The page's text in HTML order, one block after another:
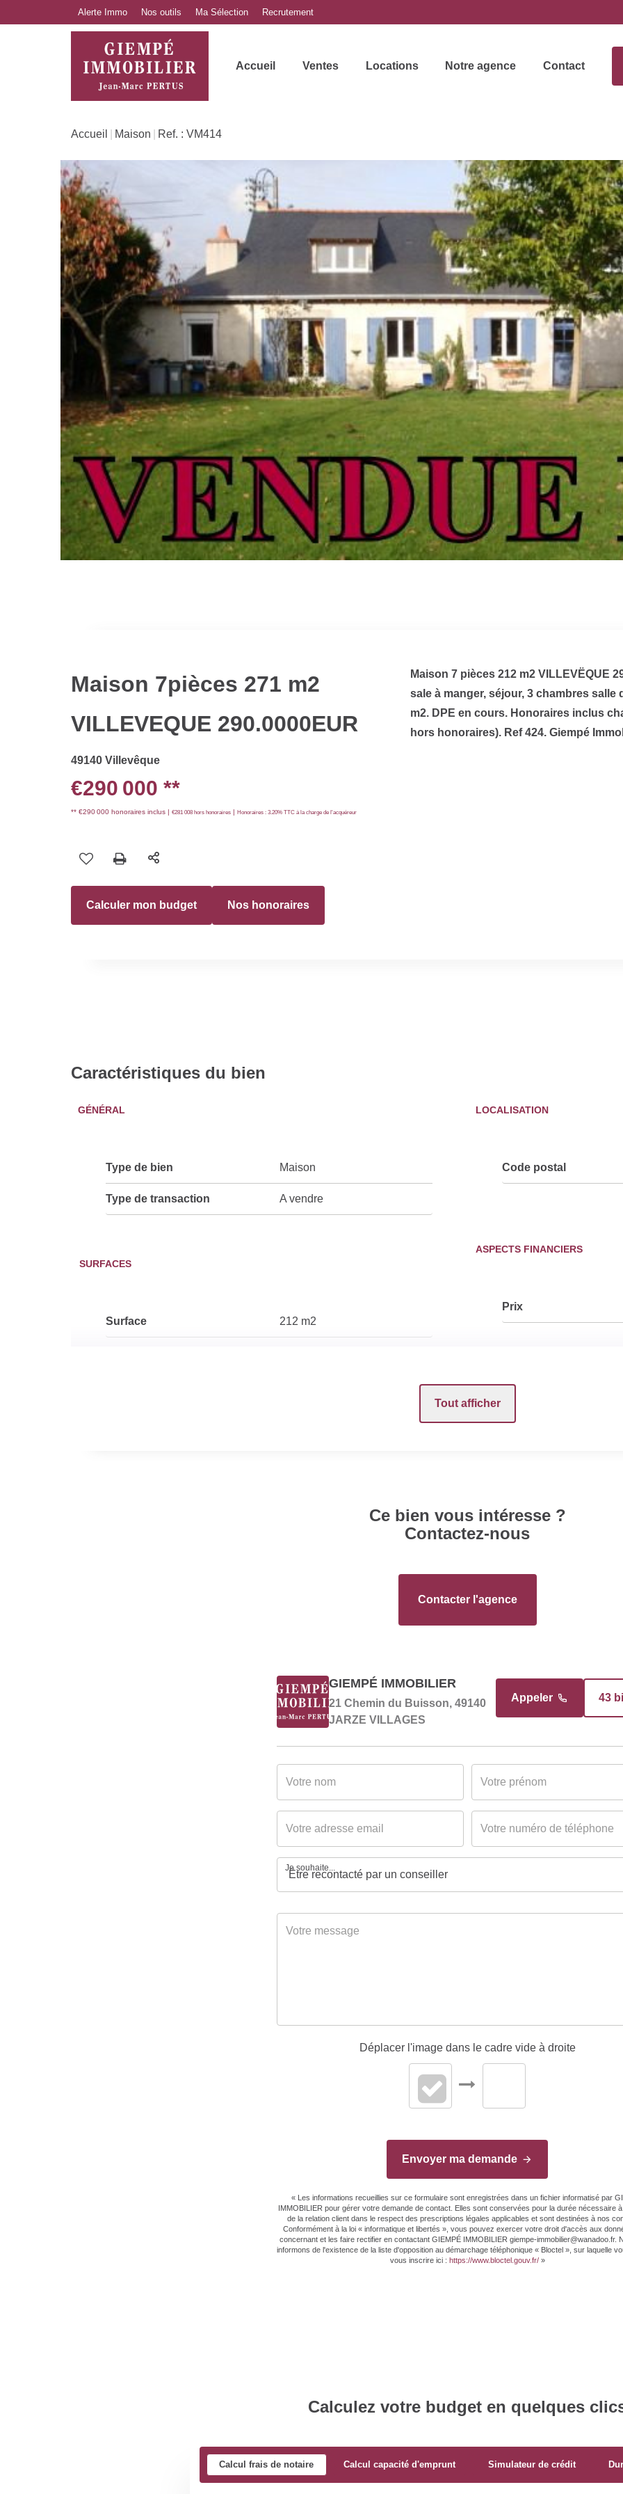
Alerte Immo Nos outils Ma Sélection Recrutement
Accueil Ventes Locations Notre agence Contact
Accueil Maison Ref. : VM414
Maison 7pièces 271 m2
VILLEVEQUE 290.0000EUR
49140 Villevêque
€290 000 **
** €290 000 honoraires inclus | €281 008 hors honoraires | Honoraires : 3.20% TTC à la charge de l'acquéreur
Calculer mon budget Nos honoraires
Maison 7 pièces 212 m2 VILLEVËQUE
sale à manger, séjour, 3 chambres salle
m2. DPE en cours. Honoraires inclus
hors honoraires). Ref 424. Giempé
Caractéristiques du bien
GÉNÉRAL
Type de bien Maison
Type de transaction A vendre
LOCALISATION
Code postal
ASPECTS FINANCIERS
Prix
SURFACES
Surface 212 m2
INTÉRIEUR
Tout afficher
Ce bien vous intéresse ?
Contactez-nous
Contacter l'agence
GIEMPÉ IMMOBILIER
21 Chemin du Buisson, 49140
JARZE VILLAGES
Appeler 43
Je souhaite...
Déplacer l'image dans le cadre vide à droite
Envoyer ma demande
« Les informations recueillies sur ce formulaire sont enregistrées dans un fichier informatisé par
IMMOBILIER pour gérer votre demande de contact. Elles sont conservées pour la durée nécessaire
de la relation client dans le respect des prescriptions légales applicables et sont destinées à nos
Conformément à la loi « informatique et libertés », vous pouvez exercer votre droit d'accès aux
concernant et les faire rectifier en contactant GIEMPÉ IMMOBILIER giempe-immobilier@wanadoo.fr.
informons de l'existence de la liste d'opposition au démarchage téléphonique « Bloctel », sur laquelle
vous inscrire ici : https://www.bloctel.gouv.fr/»
Calculez votre budget en quelques
Calcul frais de notaire Calcul capacité d'emprunt Simulateur de crédit